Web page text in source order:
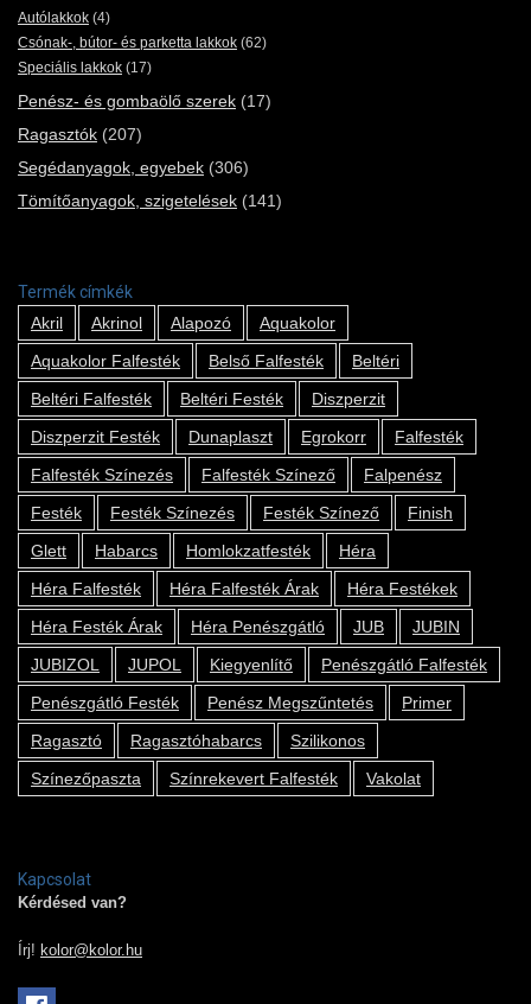
Autólakkok (4)
Csónak-, bútor- és parketta lakkok (62)
Speciális lakkok (17)
Penész- és gombaölő szerek (17)
Ragasztók (207)
Segédanyagok, egyebek (306)
Tömítőanyagok, szigetelések (141)
Termék címkék
Akril
Akrinol Alapozó
Aquakolor
Aquakolor Falfesték
Belső Falfesték
Beltéri
Beltéri Falfesték
Beltéri Festék
Diszperzit
Diszperzit Festék
Dunaplaszt Egrokorr
Falfesték
Falfesték Színezés
Falfesték Színező
Falpenész
Festék
Festék Színezés Festék Színező
Finish
Glett
Habarcs Homlokzatfesték
Héra
Héra Falfesték
Héra Falfesték Árak
Héra Festékek
Héra Festék Árak
Héra Penészgátló JUB
JUBIN
JUBIZOL
JUPOL Kiegyenlítő
Penészgátló Falfesték
Penészgátló Festék
Penész Megszűntetés
Primer
Ragasztó
Ragasztóhabarcs
Szilikonos
Színezőpaszta
Színrekevert Falfesték Vakolat
Kapcsolat
Kérdésed van?
Írj! kolor@kolor.hu